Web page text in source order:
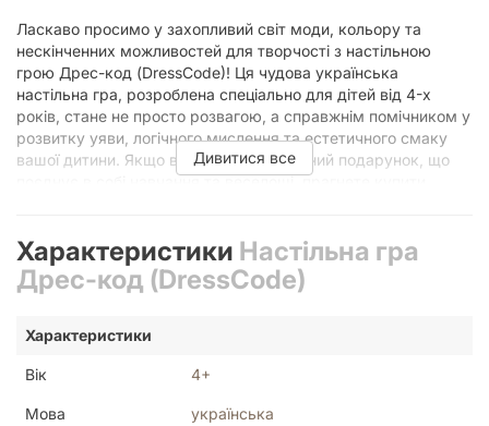
Ласкаво просимо у захопливий світ моди, кольору та
нескінченних можливостей для творчості з настільною
грою Дрес-код (DressCode)! Ця чудова українська
настільна гра, розроблена спеціально для дітей від 4-х
років, стане не просто розвагою, а справжнім помічником у
розвитку уяви, логічного мислення та естетичного смаку
вашої дитини. Якщо ви шукаєте ідеальний подарунок, що
поєднує в собі навчання та веселощі, прагнете купити
до того, що світ стилю та бездоганних образів відкриється
для вашої родини у найяскравіших барвах!
казкового балу до затишної прогулянки у парку. Гра Дрес-
код (DressCode) дозволяє юним модникам і модницям
виходячи за межі ігрового поля. Це не просто перевдягання
Дивитися все
Характеристики Настільна гра
Дрес-код (DressCode)
Характеристики
Вік 4+
Мова українська